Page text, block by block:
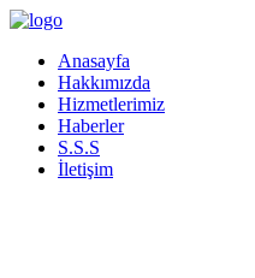
İçeriğe
Anasayfa
Hakkımızda
Hizmetlerimiz
Haberler
S.S.S
İletişim